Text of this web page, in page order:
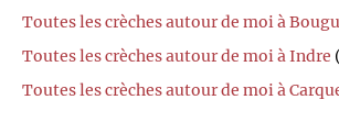
Toutes les crèches autour de moi à
Toutes les crèches autour de moi à Indre
Toutes les crèches autour de moi à